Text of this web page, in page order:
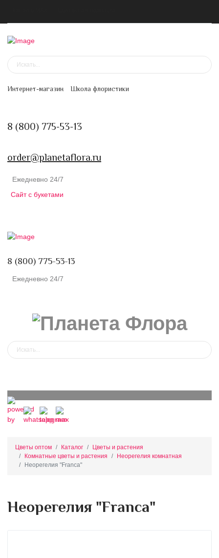
Интернет-магазин Школа флористики
8 (800) 775-53-13
order@planetaflora.ru
Ежедневно 24/7
Сайт с букетами
8 (800) 775-53-13
Ежедневно 24/7
Цветы оптом Каталог
Цветы и растения
Комнатные цветы и растения
Неорегелия комнатная
Неорегелия "Franca"
Неорегелия "Franca"